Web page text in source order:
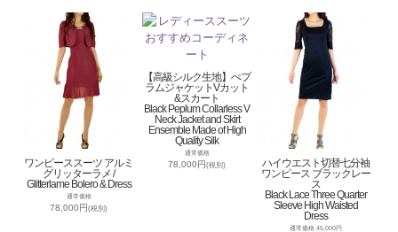
ワンピーススーツ アルミ
グリッターラメ /
Glitterlame Bolero & Dress
通常価格
78,000円(税別)
【高級シルク生地】ぺプ
ラムジャケットVカット
&スカート
Black Peplum Collarless V
Neck Jacket and Skirt
Ensemble Made of High
Quality Silk
通常価格
78,000円(税別)
ハイウエスト切替七分袖
ワンピース ブラックレー
ス
Black Lace Three Quarter
Sleeve High Waisted
Dress
通常価格 45,000円